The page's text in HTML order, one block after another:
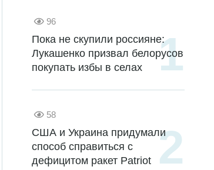
96
Пока не скупили россияне:
Лукашенко призвал белорусов
покупать избы в селах
58
США и Украина придумали
способ справиться с
дефицитом ракет Patriot